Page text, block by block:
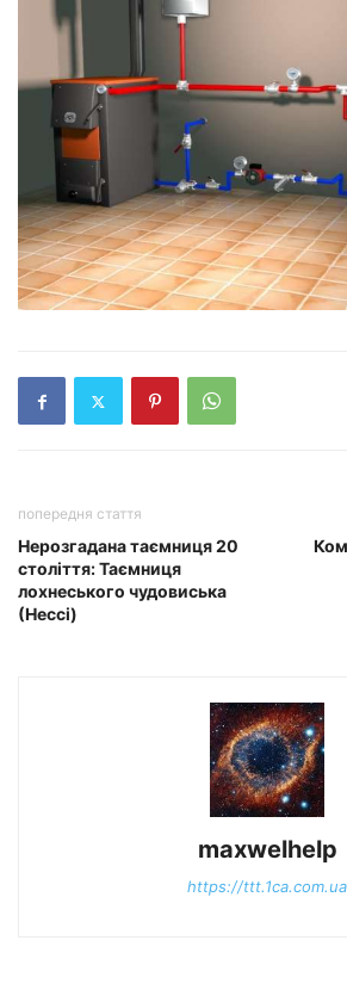
попередня стаття
Нерозгадана таємниця 20
століття: Таємниця
лохнеського чудовиська
(Нессі)
maxwelhelp
https://ttt.1ca.com.ua